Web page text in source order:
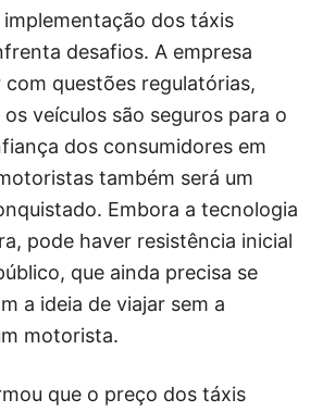
dos táxis
desafios. A empresa
com questões regulatórias,
veículos são seguros para o
dos consumidores em
também será um
Embora a tecnologia
pode haver resistência inicial
que ainda precisa se
a ideia de viajar sem a
motorista.
que o preço dos táxis